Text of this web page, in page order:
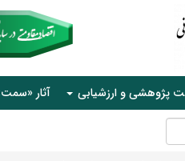
پژوهشی و ارزشیابی آثار